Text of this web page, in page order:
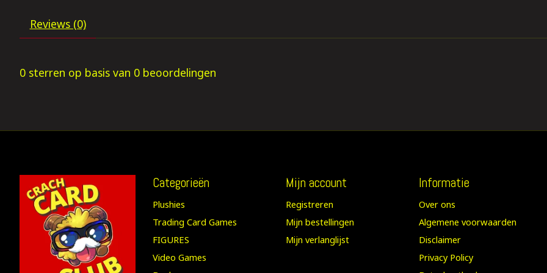
Reviews (0)
0 sterren op basis van 0 beoordelingen
Categorieën
Plushies
Trading Card Games
FIGURES
Video Games
Mijn account
Registreren
Mijn bestellingen
Mijn verlanglijst
Informatie
Over ons
Algemene voorwaarden
Disclaimer
Privacy Policy